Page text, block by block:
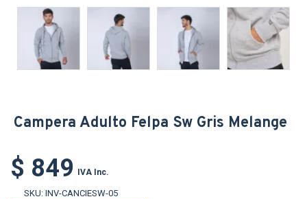
Campera Adulto Felpa Sw Gris Melange
$ 849 IVA Inc.
SKU: INV-CANCIESW-05